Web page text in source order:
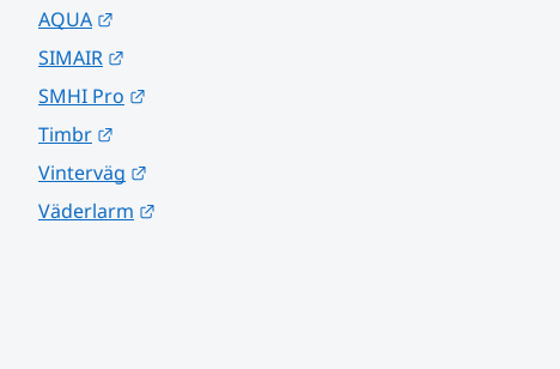
AQUA
SIMAIR
SMHI Pro
Timbr
Vinterväg
Väderlarm